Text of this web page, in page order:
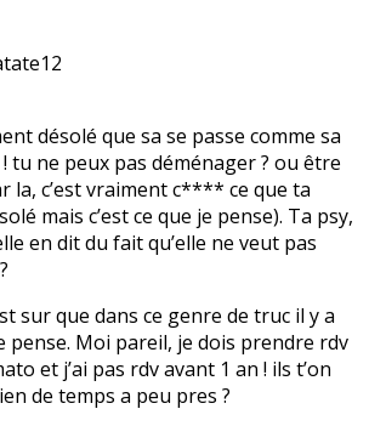
désolé que sa se passe comme sa
tu ne peux pas déménager ? ou être
la, c’est vraiment c**** ce que ta
mais c’est ce que je pense). Ta psy,
en dit du fait qu’elle ne veut pas
sur que dans ce genre de truc il y a
pense. Moi pareil, je dois prendre rdv
et j’ai pas rdv avant 1 an ! ils t’on
de temps a peu pres ?